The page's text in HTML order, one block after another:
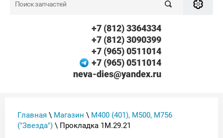
+7 (812) 3364334
+7 (812) 3090399
+7 (965) 0511014
+7 (965) 0511014
neva-dies@yandex.ru
Главная \ Магазин \ М400 (401), М500, М756
("Звезда") \ Прокладка 1М.29.21